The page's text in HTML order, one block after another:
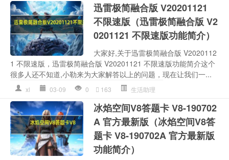
迅雷极简融合版 V20201121
不限速版（迅雷极简融合版 V2
0201121 不限速版功能简介）
大家好,关于迅雷极简融合版 V2020112
1 不限速版，迅雷极简融合版 V20201121 不限速版功能简介这个
很多人还不知道,小勒来为大家解答以上的问题，现在让我们一...
xl 03-09 0 163 生活助理
冰焰空间V8答题卡 V8-190702
A 官方最新版（冰焰空间V8答
题卡 V8-190702A 官方最新版
功能简介）